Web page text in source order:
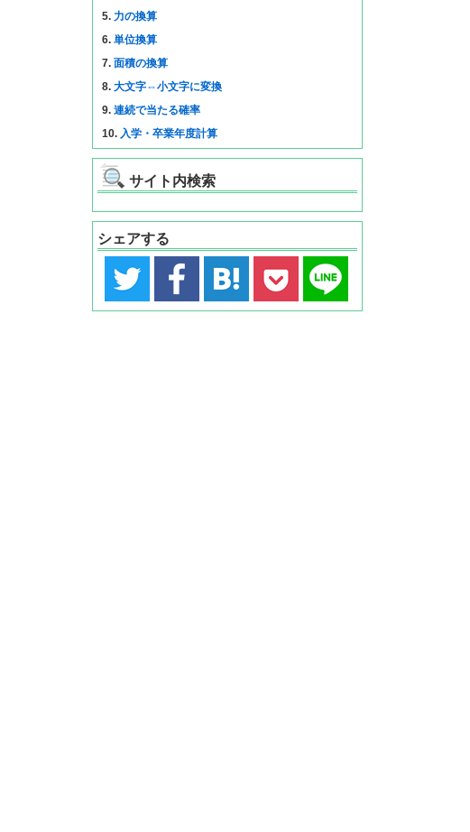
5. 力の換算
6. 単位換算
7. 面積の換算
8. 大文字⇔小文字に変換
9. 連続で当たる確率
10. 入学・卒業年度計算
サイト内検索
シェアする